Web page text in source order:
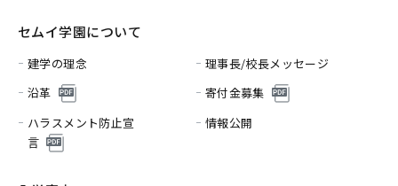
セムイ学園について
建学の理念
理事長/校長メッセージ
沿革
寄付金募集
ハラスメント防止宣
言
情報公開